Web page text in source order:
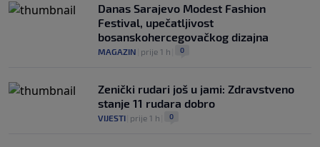
Danas Sarajevo Modest Fashion
Festival, upečatljivost
bosanskohercegovačkog dizajna
MAGAZIN prije 1 h 0
Zenički rudari još u jami: Zdravstveno
stanje 11 rudara dobro
VIJESTI prije 1 h 0